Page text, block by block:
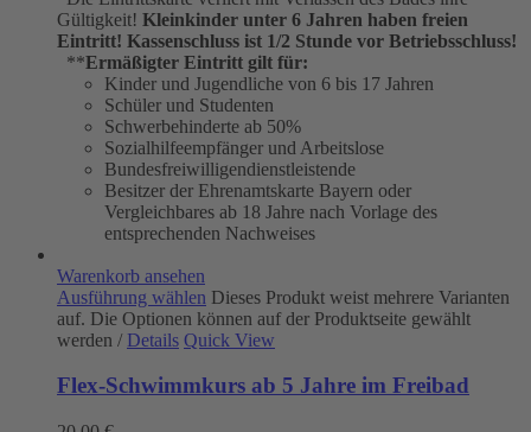
Gültigkeit! Kleinkinder unter 6 Jahren haben freien
Eintritt! Kassenschluss ist 1/2 Stunde vor Betriebsschluss!
**Ermäßigter Eintritt gilt für:
Kinder und Jugendliche von 6 bis 17 Jahren
Schüler und Studenten
Schwerbehinderte ab 50%
Sozialhilfeempfänger und Arbeitslose
Bundesfreiwilligendienstleistende
Besitzer der Ehrenamtskarte Bayern oder
Vergleichbares ab 18 Jahre nach Vorlage des
entsprechenden Nachweises
Warenkorb ansehen
Ausführung wählen Dieses Produkt weist mehrere Varianten
auf. Die Optionen können auf der Produktseite gewählt
werden / Details Quick View
Flex-Schwimmkurs ab 5 Jahre im Freibad